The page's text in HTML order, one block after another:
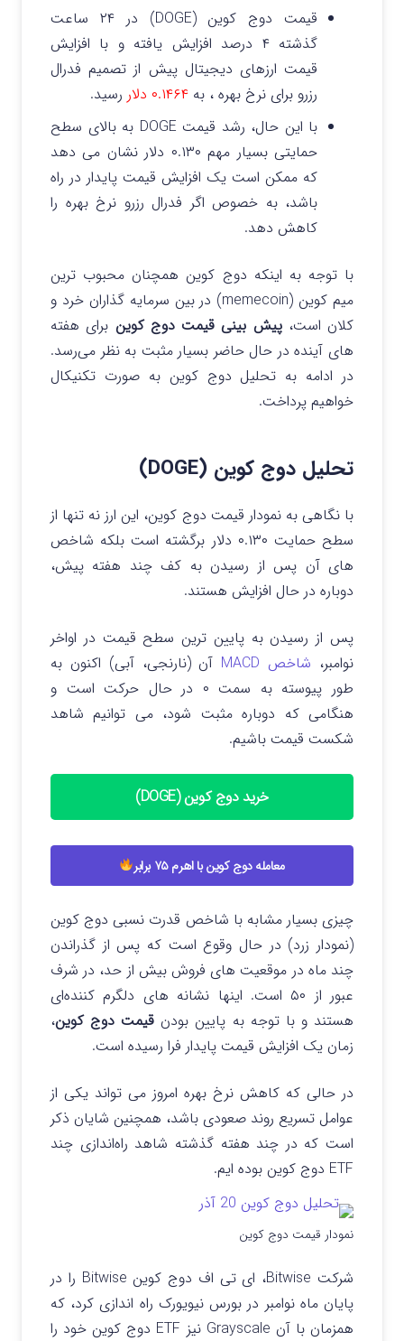
قیمت دوج کوین (DOGE) در ۲۴ ساعت
گذشته ۴ درصد افزایش یافته و با افزایش
قیمت ارزهای دیجیتال پیش از تصمیم فدرال
رزرو برای نرخ بهره ، به ۰.۱۴۶۴ دلار
رسید.
با این حال، رشد قیمت DOGE به بالای سطح
حمایتی بسیار مهم ۰.۱۳۰ دلار نشان می دهد
که ممکن است یک افزایش قیمت پایدار در راه
باشد، به خصوص اگر فدرال رزرو نرخ بهره را
کاهش دهد.
با توجه به اینکه دوج کوین همچنان محبوب‌ ترین
میم کوین (memecoin) در بین سرمایه گذاران خرد و
کلان است،پیش بینی قیمت دوج کوین برای هفته‌
های آینده در حال حاضر بسیار مثبت به نظر می‌رسد.
در ادامه به تحلیل دوج کوین به صورت تکنیکال
خواهیم پرداخت.
تحلیل دوج کوین (DOGE)
با نگاهی به نمودار قیمت دوج کوین، این ارز نه تنها از
سطح حمایت ۰.۱۳۰ دلار برگشته است بلکه شاخص‌
های آن پس از رسیدن به کف چند هفته پیش،
دوباره در حال افزایش هستند.
پس از رسیدن به پایین ترین سطح قیمت در اواخر
نوامبر، شاخص MACD
آن (نارنجی، آبی) اکنون به
طور پیوسته به سمت ۰ در حال حرکت است و
هنگامی که دوباره مثبت شود، می توانیم شاهد
شکست قیمت باشیم.
خرید دوج کوین (DOGE)
معامله دوج کوین با اهرم ۷۵ برابر
چیزی بسیار مشابه با شاخص قدرت نسبی دوج کوین
(نمودار زرد) در حال وقوع است که پس از گذراندن
چند ماه در موقعیت های فروش بیش از حد، در شرف
عبور از ۵۰ است.
اینها نشانه‌ های دلگرم‌ کننده‌ای
هستند و با توجه به پایین بودن قیمت دوج کوین،
زمان یک افزایش قیمت پایدار فرا رسیده است.
در حالی که کاهش نرخ بهره امروز می‌ تواند یکی از
عوامل تسریع روند صعودی باشد، همچنین شایان ذکر
است که در چند هفته گذشته شاهد راه‌اندازی چند
ETF دوج کوین بوده‌ ایم.
نمودار قیمت دوج کوین
شرکت Bitwise، ای تی اف دوج کوین Bitwise را در
پایان ماه نوامبر در بورس نیویورک راه‌ اندازی کرد، که
همزمان با آن Grayscale نیز ETF دوج کوین خود را